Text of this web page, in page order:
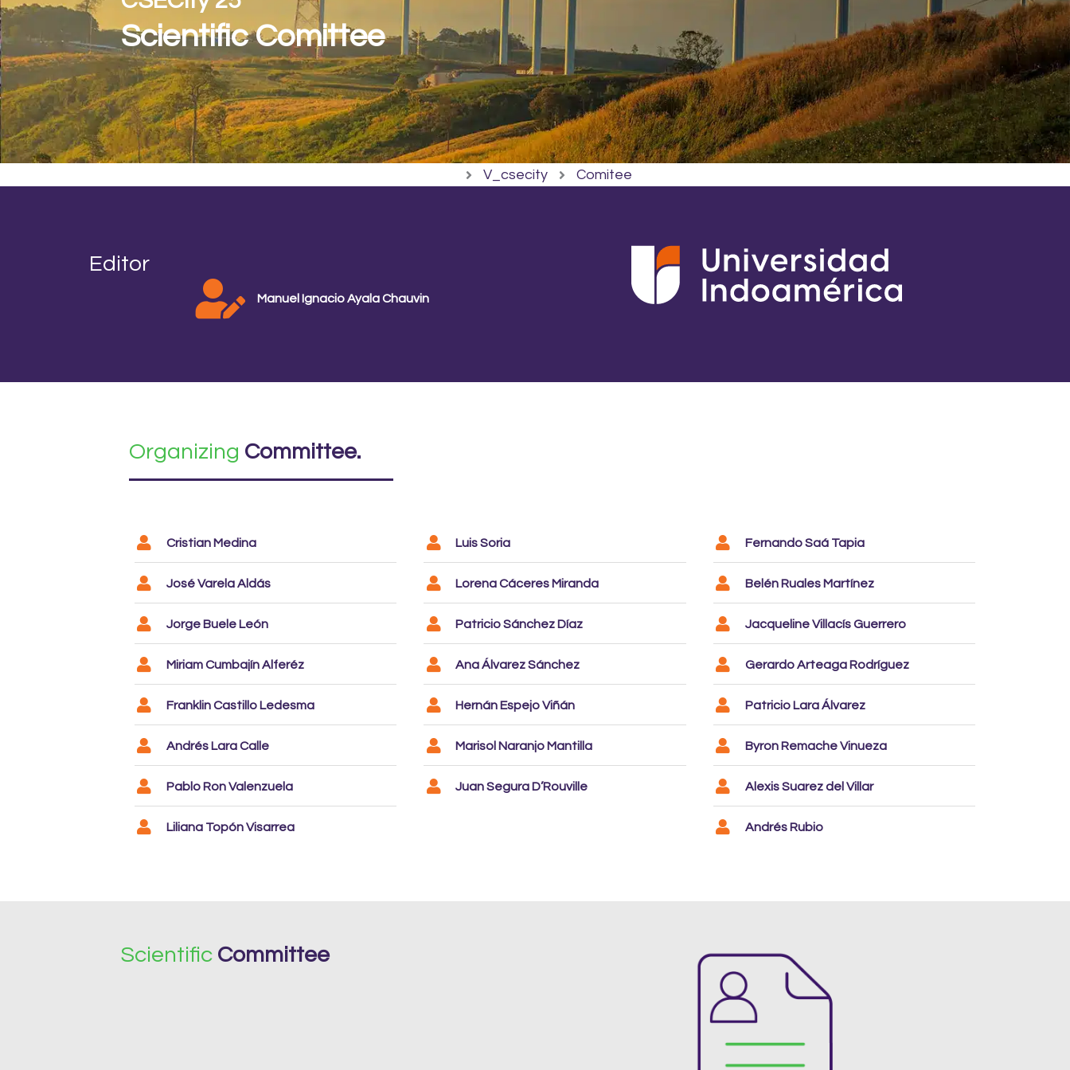
Scientific Comittee
V_csecity Comitee
Editor
Manuel Ignacio Ayala Chauvin
Organizing Committee.
Cristian Medina
José Varela Aldás
Jorge Buele León
Miriam Cumbajín Alferéz
Franklin Castillo Ledesma
Andrés Lara Calle
Pablo Ron Valenzuela
Liliana Topón Visarrea
Luis Soria
Lorena Cáceres Miranda
Patricio Sánchez Díaz
Ana Álvarez Sánchez
Hernán Espejo Viñán
Marisol Naranjo Mantilla
Juan Segura D’Rouville
Fernando Saá Tapia
Belén Ruales Martínez
Jacqueline Villacís Guerrero
Gerardo Arteaga Rodríguez
Patricio Lara Álvarez
Byron Remache Vinueza
Alexis Suarez del Villar
Andrés Rubio
Scientific Committee